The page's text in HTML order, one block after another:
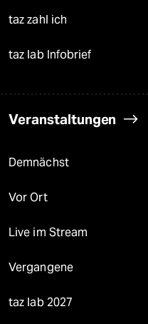
taz zahl ich
taz lab Infobrief
Veranstaltungen
Demnächst
Vor Ort
Live im Stream
Vergangene
taz lab 2027